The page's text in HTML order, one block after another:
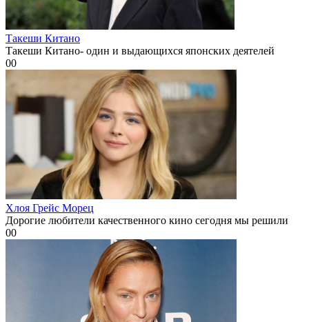
Такеши Китано
Такеши Китано- один и выдающихся японских деятелей
00
Хлоя Грейс Морец
Дорогие любители качественного кино сегодня мы решили
00